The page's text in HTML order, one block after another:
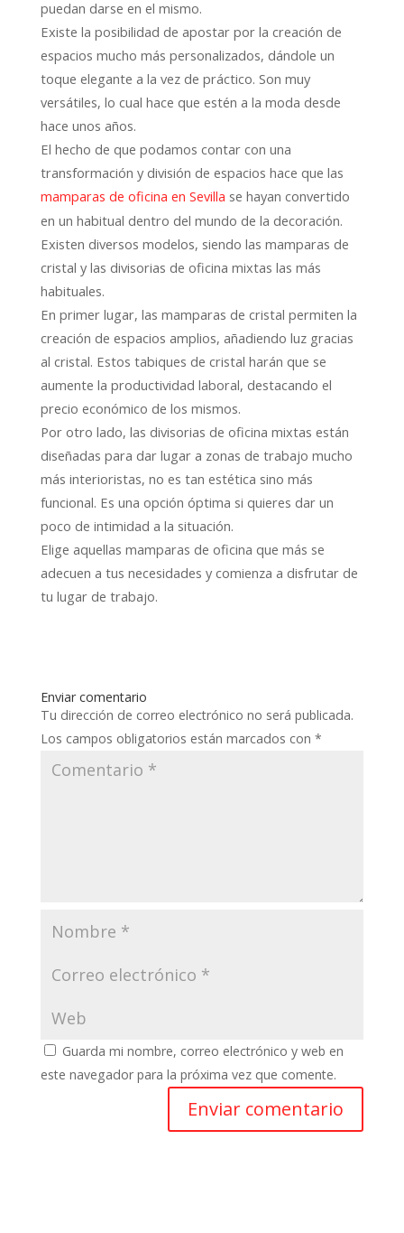
puedan darse en el mismo.
Existe la posibilidad de apostar por la creación de
espacios mucho más personalizados, dándole un
toque elegante a la vez de práctico. Son muy
versátiles, lo cual hace que estén a la moda desde
hace unos años.
El hecho de que podamos contar con una
transformación y división de espacios hace que las
mamparas de oficina en Sevilla se hayan convertido
en un habitual dentro del mundo de la decoración.
Existen diversos modelos, siendo las mamparas de
cristal y las divisorias de oficina mixtas las más
habituales.
En primer lugar, las mamparas de cristal permiten la
creación de espacios amplios, añadiendo luz gracias
al cristal. Estos tabiques de cristal harán que se
aumente la productividad laboral, destacando el
precio económico de los mismos.
Por otro lado, las divisorias de oficina mixtas están
diseñadas para dar lugar a zonas de trabajo mucho
más interioristas, no es tan estética sino más
funcional. Es una opción óptima si quieres dar un
poco de intimidad a la situación.
Elige aquellas mamparas de oficina que más se
adecuen a tus necesidades y comienza a disfrutar de
tu lugar de trabajo.
Enviar comentario
Tu dirección de correo electrónico no será publicada.
Los campos obligatorios están marcados con *
Guarda mi nombre, correo electrónico y web en
este navegador para la próxima vez que comente.